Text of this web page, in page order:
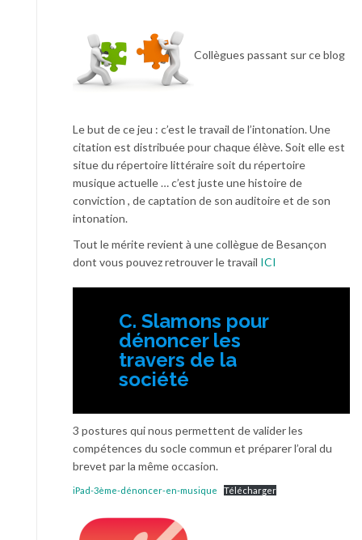
Collègues passant sur ce blog
Le but de ce jeu : c’est le travail de l’intonation. Une
citation est distribuée pour chaque élève. Soit elle est
situe du répertoire littéraire soit du répertoire
musique actuelle … c’est juste une histoire de
conviction , de captation de son auditoire et de son
intonation.
Tout le mérite revient à une collègue de Besançon
dont vous pouvez retrouver le travail ICI
C. Slamons pour
dénoncer les
travers de la
société
3 postures qui nous permettent de valider les
compétences du socle commun et préparer l’oral du
brevet par la même occasion.
iPad-3ème-dénoncer-en-musique Télécharger